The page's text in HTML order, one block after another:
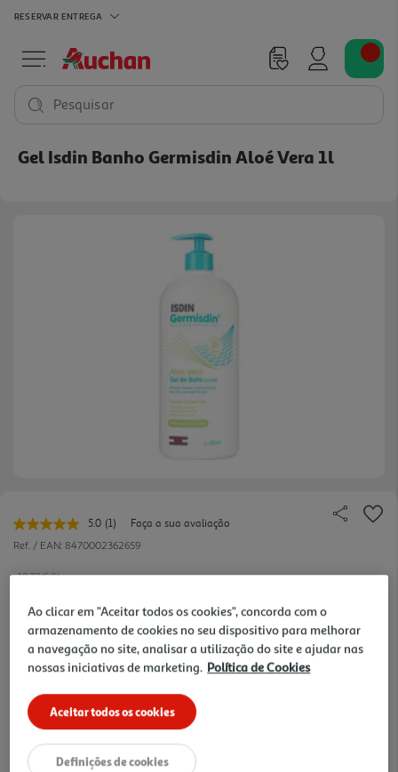
RESERVAR ENTREGA
Pesquisar
Gel Isdin Banho Germisdin Aloé Vera 1l
5.0 Leu
uma
Link
mesma
página.
(1)
Faça a sua avaliação
Ref. / EAN: 8470002362659
18.77 €/Lt
18,77 €
Notas de preparação
Ao clicar em "Aceitar todos os cookies", concorda com o
armazenamento de cookies no seu dispositivo para melhorar
a navegação no site, analisar a utilização do site e ajudar nas
nossas iniciativas de marketing. Política de Cookies
Aceitar todos os cookies
Definições de cookies